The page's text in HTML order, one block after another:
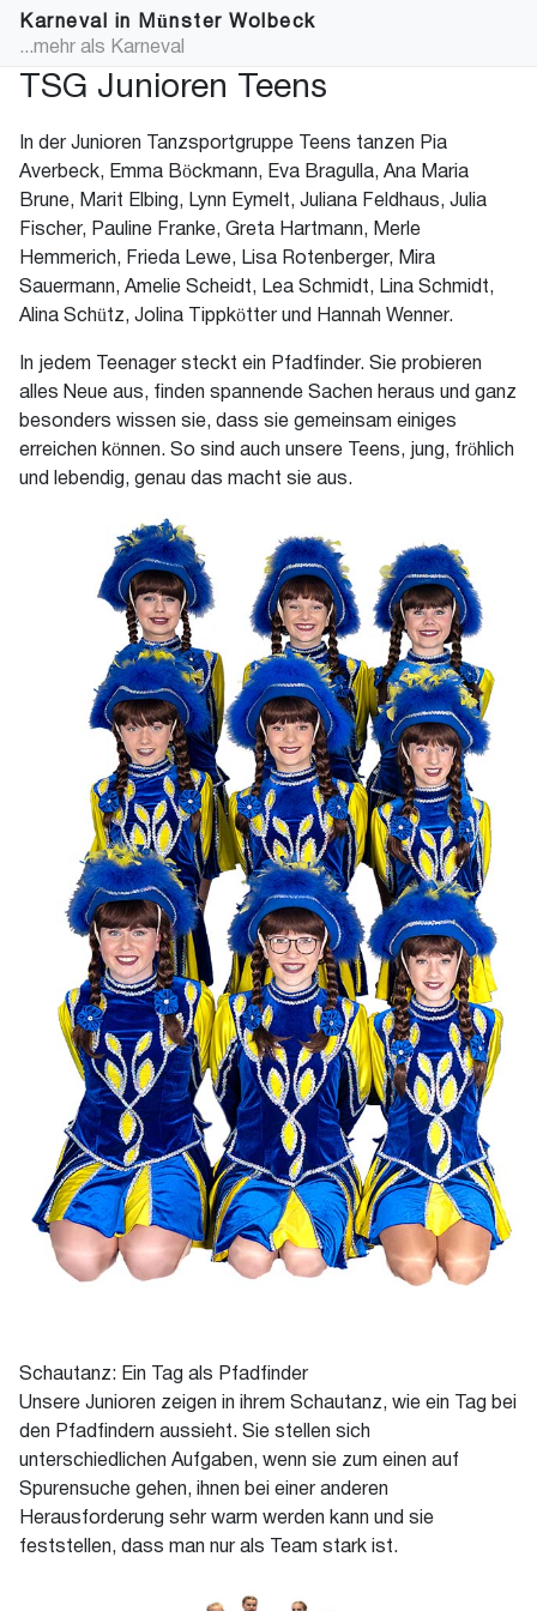
Karneval in Münster Wolbeck
...mehr als Karneval
TSG Junioren Teens
In der Junioren Tanzsportgruppe Teens tanzen Pia
Averbeck, Emma Böckmann, Eva Bragulla, Ana Maria
Brune, Marit Elbing, Lynn Eymelt, Juliana Feldhaus, Julia
Fischer, Pauline Franke, Greta Hartmann, Merle
Hemmerich, Frieda Lewe, Lisa Rotenberger, Mira
Sauermann, Amelie Scheidt, Lea Schmidt, Lina Schmidt,
Alina Schütz, Jolina Tippkötter und Hannah Wenner.
In jedem Teenager steckt ein Pfadfinder. Sie probieren
alles Neue aus, finden spannende Sachen heraus und ganz
besonders wissen sie, dass sie gemeinsam einiges
erreichen können. So sind auch unsere Teens, jung, fröhlich
und lebendig, genau das macht sie aus.
Schautanz: Ein Tag als Pfadfinder
Unsere Junioren zeigen in ihrem Schautanz, wie ein Tag bei
den Pfadfindern aussieht. Sie stellen sich
unterschiedlichen Aufgaben, wenn sie zum einen auf
Spurensuche gehen, ihnen bei einer anderen
Herausforderung sehr warm werden kann und sie
feststellen, dass man nur als Team stark ist.